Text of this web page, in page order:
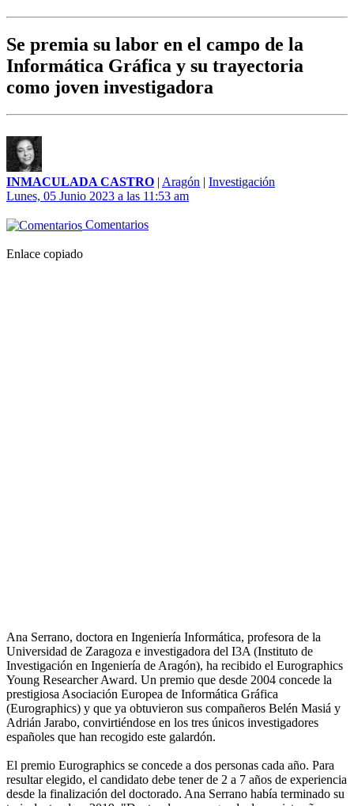
Se premia su labor en el campo de la
Informática Gráfica y su trayectoria
como joven investigadora
INMACULADA CASTRO | Aragón | Investigación
Lunes, 05 Junio 2023 a las 11:53 am
Comentarios
Enlace copiado
Ana Serrano, doctora en Ingeniería Informática, profesora de la
Universidad de Zaragoza e investigadora del I3A (Instituto de
Investigación en Ingeniería de Aragón), ha recibido el Eurographics
Young Researcher Award. Un premio que desde 2004 concede la
prestigiosa Asociación Europea de Informática Gráfica
(Eurographics) y que ya obtuvieron sus compañeros Belén Masiá y
Adrián Jarabo, convirtiéndose en los tres únicos investigadores
españoles que han recogido este galardón.
El premio Eurographics se concede a dos personas cada año. Para
resultar elegido, el candidato debe tener de 2 a 7 años de experiencia
desde la finalización del doctorado. Ana Serrano había terminado su